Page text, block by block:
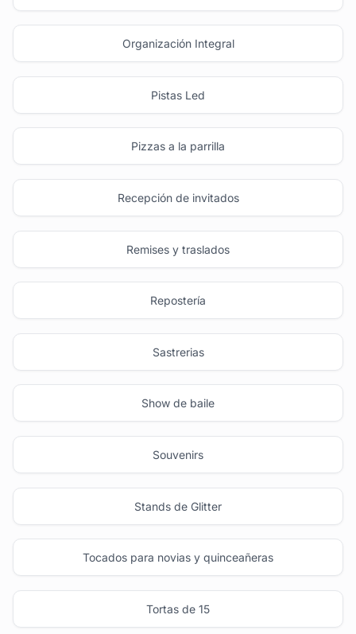
Organización Integral
Pistas Led
Pizzas a la parrilla
Recepción de invitados
Remises y traslados
Repostería
Sastrerias
Show de baile
Souvenirs
Stands de Glitter
Tocados para novias y quinceañeras
Tortas de 15